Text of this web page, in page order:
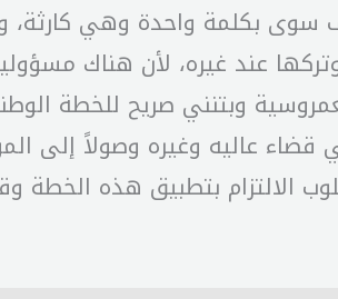
سوى بكلمة واحدة وهي كارثة،
عند غيره، لأن هناك
وبتنني صريح للخطة
عاليه وغيره وصولاً إلى
الالتزام بتطبيق هذه الخطة